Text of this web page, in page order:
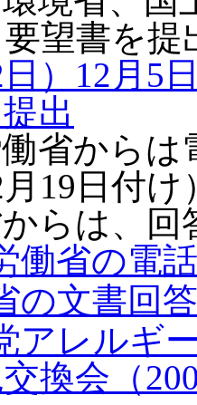
望書を提
）12月5
出
省からは
19日付
らは、
働省の電
の文書回
アレルギ
換会（